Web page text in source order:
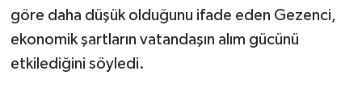
göre daha düşük olduğunu ifade eden Gezenci,
ekonomik şartların vatandaşın alım gücünü
etkilediğini söyledi.